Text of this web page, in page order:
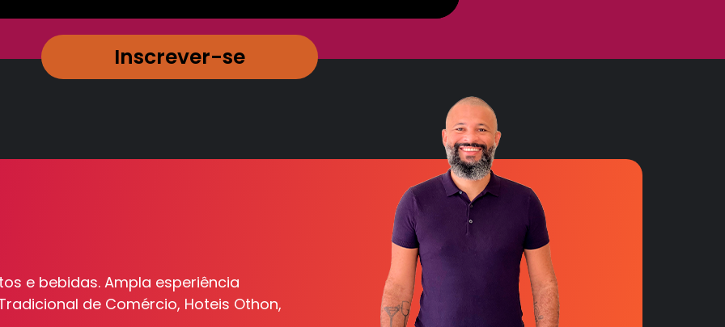
Inscrever-se
e bebidas. Ampla esperiência
de Comércio, Hoteis Othon,